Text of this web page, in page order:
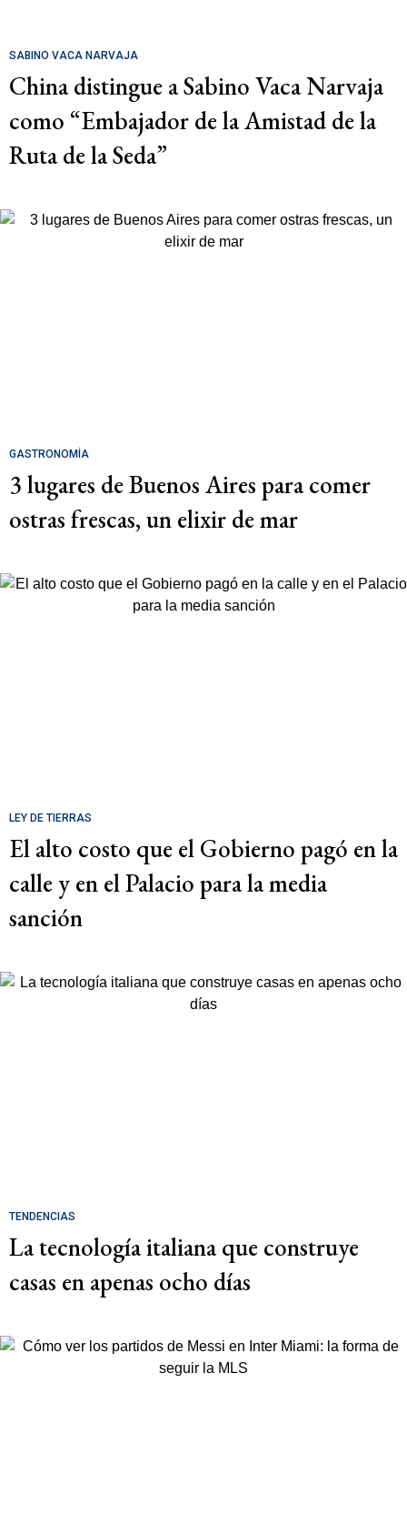
SABINO VACA NARVAJA
China distingue a Sabino Vaca Narvaja
como “Embajador de la Amistad de la
Ruta de la Seda”
GASTRONOMÍA
3 lugares de Buenos Aires para comer
ostras frescas, un elixir de mar
LEY DE TIERRAS
El alto costo que el Gobierno pagó en la
calle y en el Palacio para la media
sanción
TENDENCIAS
La tecnología italiana que construye
casas en apenas ocho días